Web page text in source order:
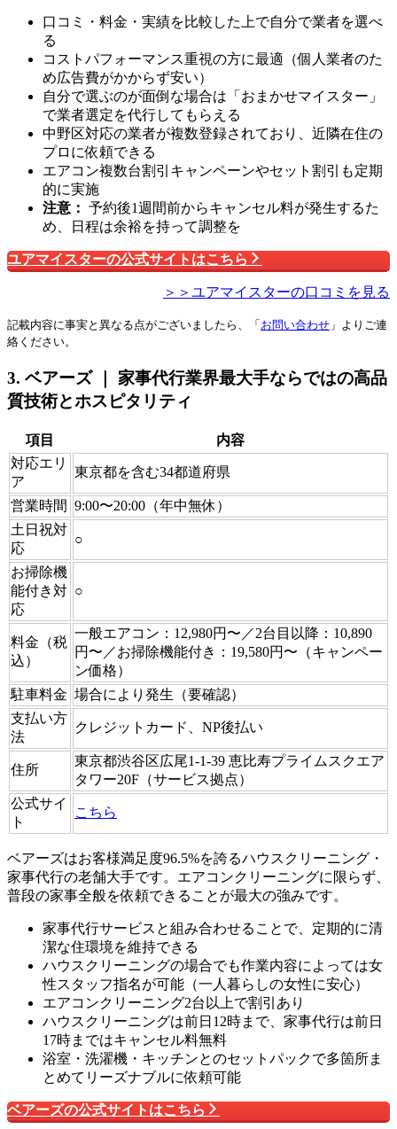
口コミ・料金・実績を比較した上で自分で業者を選べ
る
コストパフォーマンス重視の方に最適（個人業者のた
め広告費がかからず安い）
自分で選ぶのが面倒な場合は「おまかせマイスター」
で業者選定を代行してもらえる
中野区対応の業者が複数登録されており、近隣在住の
プロに依頼できる
エアコン複数台割引キャンペーンやセット割引も定期
的に実施
注意： 予約後1週間前からキャンセル料が発生するた
め、日程は余裕を持って調整を
ユアマイスターの公式サイトはこちら
＞＞ユアマイスターの口コミを見る
記載内容に事実と異なる点がございましたら、「 お問い合わせ 」よりご連
絡ください。
3. ベアーズ ｜ 家事代行業界最大手ならではの高品
質技術とホスピタリティ
項目
内容
対応エリ
ア
東京都を含む34都道府県
営業時間 9:00〜20:00（年中無休）
土日祝対
応
○
お掃除機
能付き対
応
○
料金（税
込）
一般エアコン：12,980円〜／2台目以降：10,890
円〜／お掃除機能付き：19,580円〜（キャンペー
ン価格）
駐車料金 場合により発生（要確認）
支払い方
法
クレジットカード、NP後払い
住所
東京都渋谷区広尾1-1-39 恵比寿プライムスクエア
タワー20F（サービス拠点）
公式サイ
ト
こちら
ベアーズはお客様満足度96.5%を誇るハウスクリーニング・
家事代行の老舗大手です。エアコンクリーニングに限らず、
普段の家事全般を依頼できることが最大の強みです。
家事代行サービスと組み合わせることで、定期的に清
潔な住環境を維持できる
ハウスクリーニングの場合でも作業内容によっては女
性スタッフ指名が可能（一人暮らしの女性に安心）
エアコンクリーニング2台以上で割引あり
ハウスクリーニングは前日12時まで、家事代行は前日
17時まではキャンセル料無料
浴室・洗濯機・キッチンとのセットパックで多箇所ま
とめてリーズナブルに依頼可能
ベアーズの公式サイトはこちら